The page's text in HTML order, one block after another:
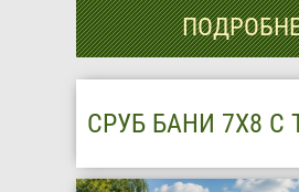
СРУБ БАНИ 7Х8 С